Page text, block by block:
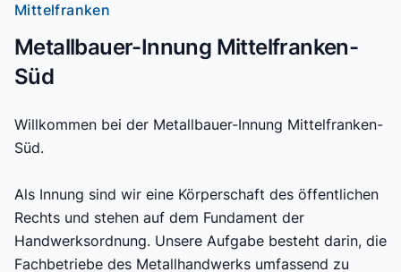
Mittelfranken
Metallbauer-Innung Mittelfranken-
Süd
Willkommen bei der Metallbauer-Innung Mittelfranken-
Süd.
Als Innung sind wir eine Körperschaft des öffentlichen
Rechts und stehen auf dem Fundament der
Handwerksordnung. Unsere Aufgabe besteht darin, die
Fachbetriebe des Metallhandwerks umfassend zu